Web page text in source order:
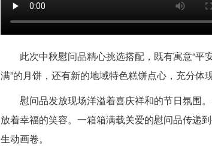
此次中秋慰问品精心挑选搭配，既有寓意“平
满”的月饼，还有新的地域特色糕饼点心，充分体
慰问品发放现场洋溢着喜庆祥和的节日氛围
放着幸福的笑容。一箱箱满载关爱的慰问品传递
生动画卷。